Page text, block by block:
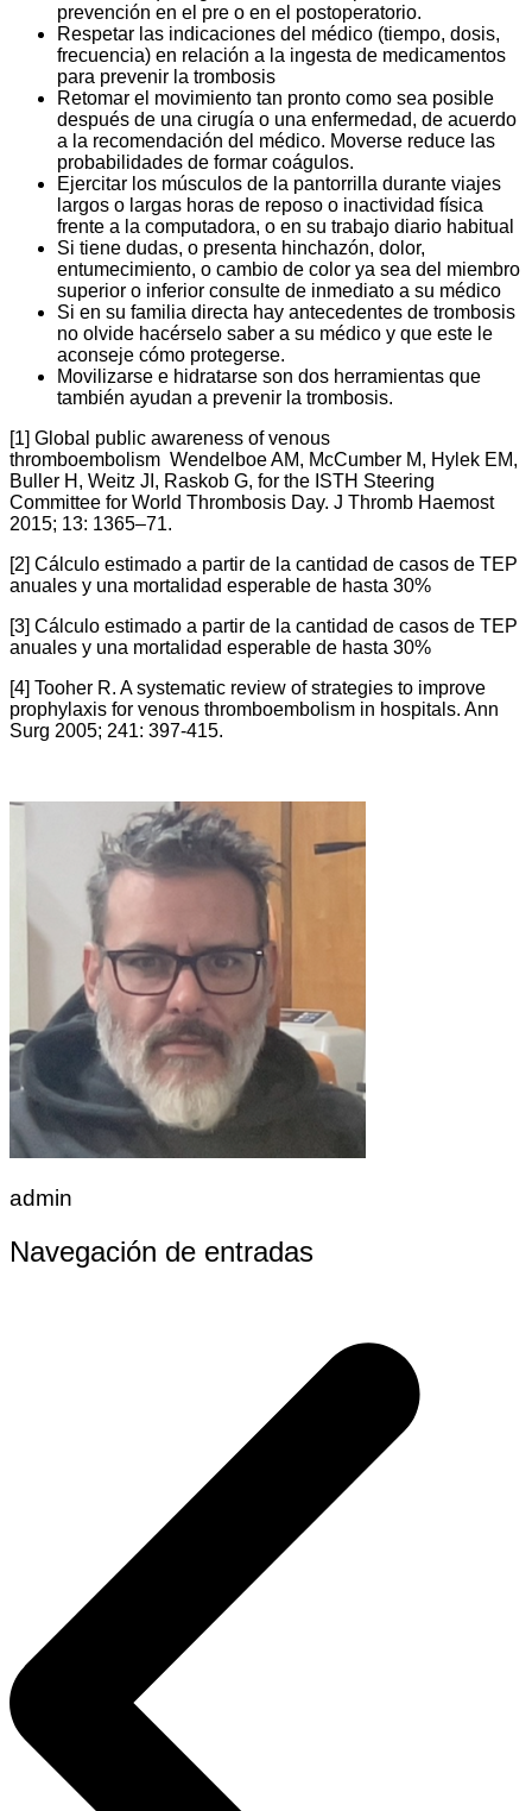
prevención en el pre o en el postoperatorio.
Respetar las indicaciones del médico (tiempo, dosis,
frecuencia) en relación a la ingesta de medicamentos
para prevenir la trombosis
Retomar el movimiento tan pronto como sea posible
después de una cirugía o una enfermedad, de acuerdo
a la recomendación del médico. Moverse reduce las
probabilidades de formar coágulos.
Ejercitar los músculos de la pantorrilla durante viajes
largos o largas horas de reposo o inactividad física
frente a la computadora, o en su trabajo diario habitual
Si tiene dudas, o presenta hinchazón, dolor,
entumecimiento, o cambio de color ya sea del miembro
superior o inferior consulte de inmediato a su médico
Si en su familia directa hay antecedentes de trombosis
no olvide hacérselo saber a su médico y que este le
aconseje cómo protegerse.
Movilizarse e hidratarse son dos herramientas que
también ayudan a prevenir la trombosis.
[1] Global public awareness of venous
thromboembolism Wendelboe AM, McCumber M, Hylek EM,
Buller H, Weitz JI, Raskob G, for the ISTH Steering
Committee for World Thrombosis Day. J Thromb Haemost
2015; 13: 1365–71.
[2] Cálculo estimado a partir de la cantidad de casos de TEP
anuales y una mortalidad esperable de hasta 30%
[3] Cálculo estimado a partir de la cantidad de casos de TEP
anuales y una mortalidad esperable de hasta 30%
[4] Tooher R. A systematic review of strategies to improve
prophylaxis for venous thromboembolism in hospitals. Ann
Surg 2005; 241: 397-415.
admin
Navegación de entradas